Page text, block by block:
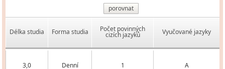
porovnat
Délka studia Forma studia Počet povinných
cizích jazyků Vyučované jazyky
3,0 Denní 1 A